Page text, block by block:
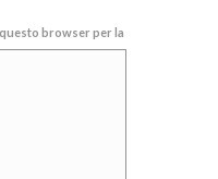
questo browser per la